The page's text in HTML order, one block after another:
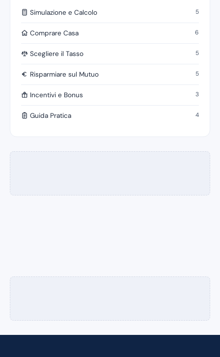
Simulazione e Calcolo 5
Comprare Casa 6
Scegliere il Tasso 5
Risparmiare sul Mutuo 5
Incentivi e Bonus 3
Guida Pratica 4